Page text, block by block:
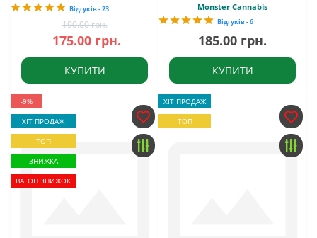
Відгуків - 23
190.00 грн.
175.00 грн.
КУПИТИ
Monster Cannabis
Відгуків - 6
185.00 грн.
КУПИТИ
-9%
ХІТ ПРОДАЖ
ТОП
ЗНИЖКА
ВАГОН ЗНИЖОК
ХІТ ПРОДАЖ
ТОП